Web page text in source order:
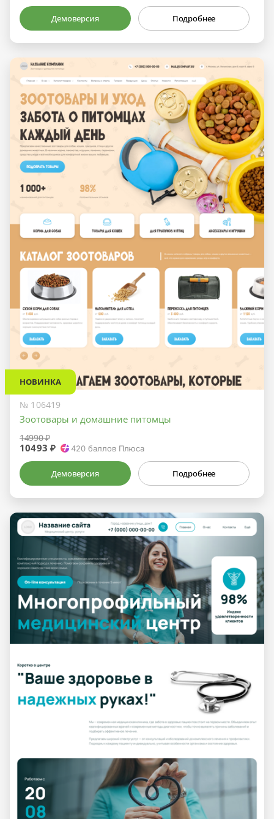
Демоверсия Подробнее
НОВИНКА
№ 106419
Зоотовары и домашние питомцы
14990 ₽
10493 ₽ 420 баллов Плюса
Демоверсия Подробнее